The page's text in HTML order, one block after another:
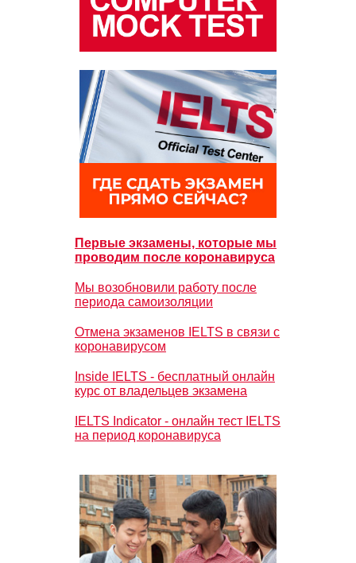
Первые экзамены, которые мы
проводим после коронавируса
Мы возобновили работу после
периода самоизоляции
Отмена экзаменов IELTS в связи с
коронавирусом
Inside IELTS - бесплатный онлайн
курс от владельцев экзамена
IELTS Indicator - онлайн тест IELTS
на период коронавируса